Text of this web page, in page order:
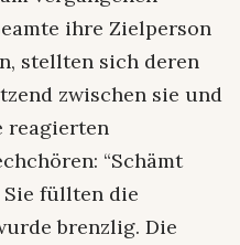
ihre Zielperson
stellten sich deren
zwischen sie und
reagierten
“Schämt
Sie füllten die
brenzlig. Die